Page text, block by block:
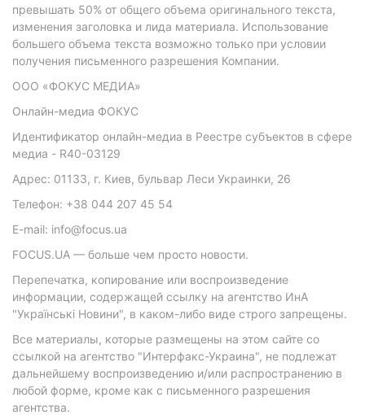
превышать 50% от общего объема оригинального текста,
изменения заголовка и лида материала. Использование
большего объема текста возможно только при условии
получения письменного разрешения Компании.
ООО «ФОКУС МЕДИА»
Онлайн-медиа ФОКУС
Идентификатор онлайн-медиа в Реестре субъектов в сфере
медиа - R40-03129
Адрес: 01133, г. Киев, бульвар Леси Украинки, 26
Телефон: +38 044 207 45 54
E-mail: info@focus.ua
FOCUS.UA — больше чем просто новости.
Перепечатка, копирование или воспроизведение
информации, содержащей ссылку на агентство ИнА
"Українські Новини", в каком-либо виде строго запрещены.
Все материалы, которые размещены на этом сайте со
ссылкой на агентство "Интерфакс-Украина", не подлежат
дальнейшему воспроизведению и/или распространению в
любой форме, кроме как с письменного разрешения
агентства.